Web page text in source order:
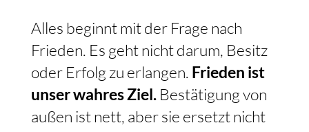
Alles beginnt mit der Frage nach
Frieden. Es geht nicht darum, Besitz
oder Erfolg zu erlangen. Frieden ist
unser wahres Ziel.Bestätigung von
außen ist nett, aber sie ersetzt nicht